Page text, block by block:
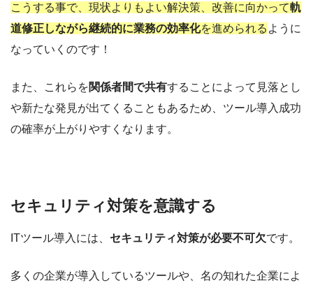
こうする事で、 現状よりもよい解決策、改善に向かって軌
道修正しながら継続的に業務の効率化を進められる ように
なっていくのです！
また、これらを関係者間で共有することによって見落とし
や新たな発見が出てくることもあるため、ツール導入成功
の確率が上がりやすくなります。
セキュリティ対策を意識する
ITツール導入には、 セキュリティ対策が必要不可欠です。
多くの企業が導入しているツールや、名の知れた企業によ